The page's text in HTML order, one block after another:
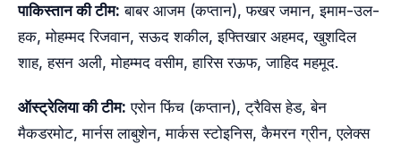
पाकिस्तान की टीम: बाबर आजम (कप्तान), फखर जमान, इमाम-उल-
हक, मोहम्मद रिजवान, सऊद शकील, इफ्तिखार अहमद, खुशदिल
शाह, हसन अली, मोहम्मद वसीम, हारिस रऊफ, जाहिद महमूद.
ऑस्ट्रेलिया की टीम: एरोन फिंच (कप्तान), ट्रैविस हेड, बेन
मैकडरमोट, मार्नस लाबुशेन, मार्कस स्टोइनिस, कैमरन ग्रीन, एलेक्स